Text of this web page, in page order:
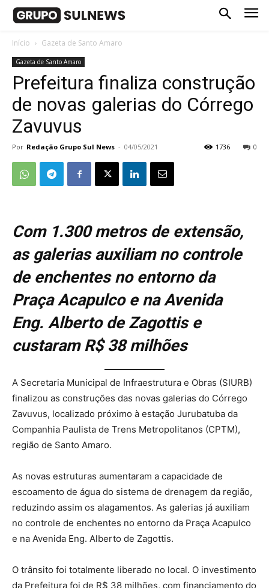
Início Gazeta de Santo Amaro
Gazeta de Santo Amaro
Prefeitura finaliza construção
de novas galerias do Córrego
Zavuvus
Por Redação Grupo Sul News - 04/05/2021 0
1736
Com 1.300 metros de extensão,
as galerias auxiliam no controle
de enchentes no entorno da
Praça Acapulco e na Avenida
Eng. Alberto de Zagottis e
custaram R$ 38 milhões
A Secretaria Municipal de Infraestrutura e Obras (SIURB)
finalizou as construções das novas galerias do Córrego
Zavuvus, localizado próximo à estação Jurubatuba da
Companhia Paulista de Trens Metropolitanos (CPTM),
região de Santo Amaro.
As novas estruturas aumentaram a capacidade de
escoamento de água do sistema de drenagem da região,
reduzindo assim os alagamentos. As galerias já auxiliam
no controle de enchentes no entorno da Praça Acapulco
e na Avenida Eng. Alberto de Zagottis.
O trânsito foi totalmente liberado no local. O investimento
da Prefeitura foi de R$ 38 milhões, com financiamento do